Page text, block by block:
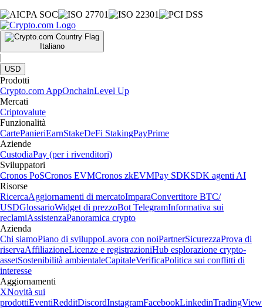
Italiano
|
USD
Prodotti
Crypto.com AppOnchainLevel Up
Mercati
Criptovalute
Funzionalità
CartePanieriEarnStakeDeFi StakingPayPrime
Aziende
CustodiaPay (per i rivenditori)
Sviluppatori
Cronos PoSCronos EVMCronos zkEVMPay SDKSDK agenti AI
Risorse
RicercaAggiornamenti di mercatoImparaConvertitore BTC/
USDGlossarioWidget di prezzoBot TelegramInformativa sui
reclamiAssistenzaPanoramica crypto
Azienda
Chi siamoPiano di sviluppoLavora con noiPartnerSicurezzaProva di
riservaAffiliazioneLicenze e registrazioniHub esplorazione crypto-
assetSostenibilità ambientaleCapitaleVerificaPolitica sui conflitti di
interesse
Aggiornamenti
XNovità sui
prodottiEventiRedditDiscordInstagramFacebookLinkedinTradingView